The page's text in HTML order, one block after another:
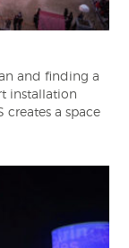
and finding a
installation
creates a space